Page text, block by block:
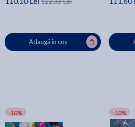
Adaugă în coș
-10% -10%